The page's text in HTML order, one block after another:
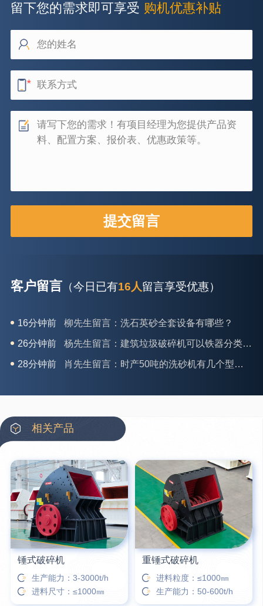
留下您的需求即可享受 购机优惠补贴
客户留言（今日已有16人留言享受优惠）
16分钟前 柳先生留言：洗石英砂全套设备有哪些？
26分钟前 杨先生留言：建筑垃圾破碎机可以铁器分类吗？
28分钟前 肖先生留言：时产50吨的洗砂机有几个型号？
39分钟前 翟先生留言：石头碎沙设备和洗砂设备有吗？
42分钟前 蒋先生留言：硬岩颚式破碎机带不带电机？
3分钟前 王先生留言：水泥厂熟料能破碎吗？推荐用什么机器？
6分钟前 姚女士留言：这款破碎机一小时产能多大？是用电的还是燃油的？
12分钟前 宋先生留言：50吨左右的制砂机大概什么价位？
相关产品
锤式破碎机
生产能力：3-3000t/h
进料尺寸：≤1000㎜
重锤式破碎机
进料粒度：≤1000㎜
生产能力：50-600t/h